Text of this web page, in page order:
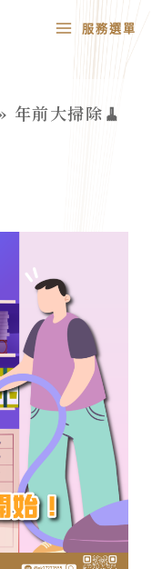
MAIN
MENU
服務選單
年前大掃除🧹